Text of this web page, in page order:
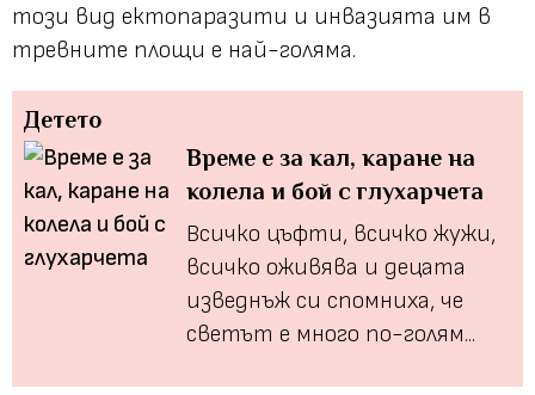
този вид ектопаразити и инвазията им в
тревните площи е най-голяма.
Детето
Време е за кал, каране на
колела и бой с глухарчета
Всичко цъфти, всичко жужи,
всичко оживява и децата
изведнъж си спомниха, че
светът е много по-голям...